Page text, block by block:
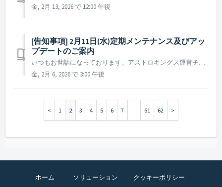
金, 2月 13, 2026 で 12:00 午後
[告知事項] 2月11日(水)定期メンテナンス及びアッ
プデートのご案内
いつもお世話になっております。アストロキングス運営チームです。 2026年2月11日 (水)に実施予定の定期メンテナンス及びアップデート内容についてご案内いたします。 ※ 本告知は事前告知であり、諸事情により一部内容が変更となる場合がございます。その際は改めてご案内いたします。 ▶ 定期メンテナンス...
金, 2月 6, 2026 で 3:00 午後
1 2 3 4 5 6 7 … 61 62
ホーム ソリューション クッキーポリシー